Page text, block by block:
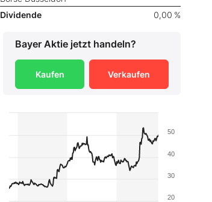
Dividende 0,00 %
Bayer Aktie jetzt handeln?
Kaufen Verkaufen
20
30
40
50